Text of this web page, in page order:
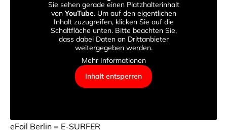
Sie sehen gerade einen Platzhalterinhalt
vonYouTube. Um auf den eigentlichen
Inhalt zuzugreifen, klicken Sie auf die
Schaltfläche unten. Bitte beachten Sie,
dass dabei Daten an Drittanbieter
weitergegeben werden.
Mehr Informationen
Inhalt entsperren
eFoil Berlin = E-SURFER